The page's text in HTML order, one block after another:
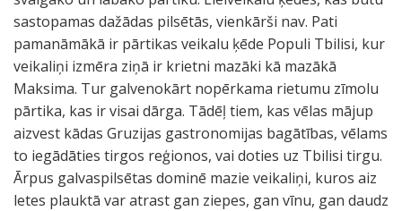
sastopamas dažādas pilsētās, vienkārši nav. Pati
pamanāmākā ir pārtikas veikalu ķēde Populi Tbilisi, kur
veikaliņi izmēra ziņā ir krietni mazāki kā mazākā
Maksima. Tur galvenokārt nopērkama rietumu zīmolu
pārtika, kas ir visai dārga. Tādēļ tiem, kas vēlas mājup
aizvest kādas Gruzijas gastronomijas bagātības, vēlams
to iegādāties tirgos reģionos, vai doties uz Tbilisi tirgu.
Ārpus galvaspilsētas dominē mazie veikaliņi, kuros aiz
letes plauktā var atrast gan ziepes, gan vīnu, gan daudz